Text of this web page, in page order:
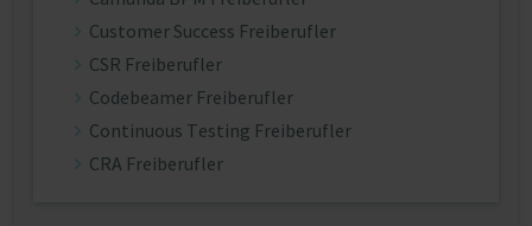
Customer Success Freiberufler
CSR Freiberufler
Codebeamer Freiberufler
Continuous Testing Freiberufler
CRA Freiberufler